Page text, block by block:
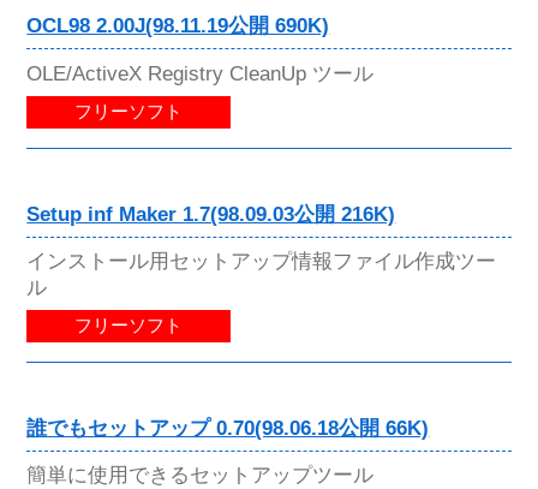
OCL98 2.00J(98.11.19公開 690K)
OLE/ActiveX Registry CleanUp ツール
フリーソフト
Setup inf Maker 1.7(98.09.03公開 216K)
インストール用セットアップ情報ファイル作成ツー
ル
フリーソフト
誰でもセットアップ 0.70(98.06.18公開 66K)
簡単に使用できるセットアップツール